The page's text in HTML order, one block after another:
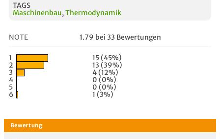
TAGS
Maschinenbau, Thermodynamik
NOTE 1.79 bei 33 Bewertungen
1
15 (45%)
2
13 (39%)
3
4 (12%)
4
0 (0%)
5
0 (0%)
6
1 (3%)